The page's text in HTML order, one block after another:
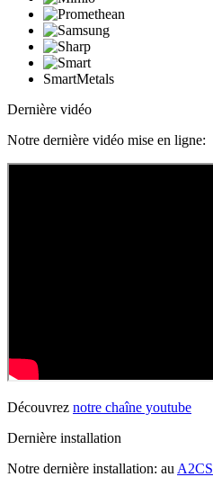
SmartMetals
Dernière vidéo
Notre dernière vidéo mise en ligne:
Découvrez notre chaîne youtube
Dernière installation
Notre dernière installation: au A2CS